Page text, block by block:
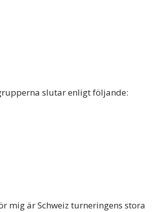
slutar enligt följande:
mig är Schweiz turneringens stora